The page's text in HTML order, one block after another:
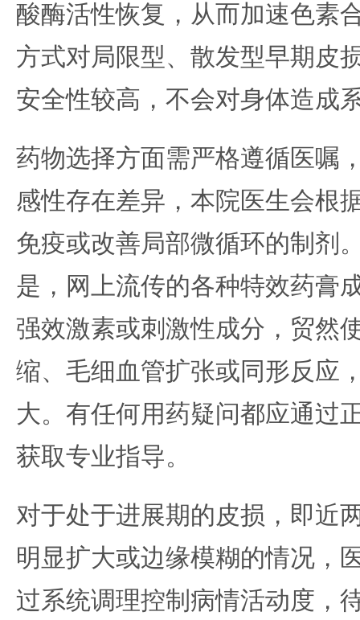
酸酶活性恢复，从而加速色素
方式对局限型、散发型早期皮
安全性较高，不会对身体造成
药物选择方面需严格遵循医嘱
感性存在差异，本院医生会根
免疫或改善局部微循环的制剂
是，网上流传的各种特效药膏
强效激素或刺激性成分，贸然
缩、毛细血管扩张或同形反应
大。有任何用药疑问都应通过
获取专业指导。
对于处于进展期的皮损，即近
明显扩大或边缘模糊的情况，
过系统调理控制病情活动度，